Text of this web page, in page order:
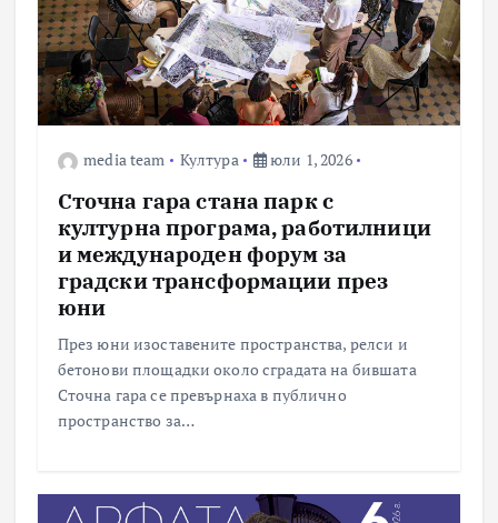
media team Култура юли 1, 2026
Сточна гара стана парк с
културна програма, работилници
и международен форум за
градски трансформации през
юни
През юни изоставените пространства, релси и
бетонови площадки около сградата на бившата
Сточна гара се превърнаха в публично
пространство за…